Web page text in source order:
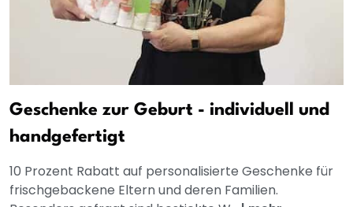
Geschenke zur Geburt - individuell und
handgefertigt
10 Prozent Rabatt auf personalisierte Geschenke für
frischgebackene Eltern und deren Familien.